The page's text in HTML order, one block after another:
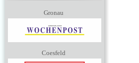
Gronau
Coesfeld